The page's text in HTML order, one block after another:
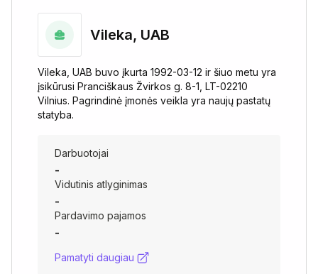
Vileka, UAB
Vileka, UAB buvo įkurta 1992-03-12 ir šiuo metu yra
įsikūrusi Pranciškaus Žvirkos g. 8-1, LT-02210
Vilnius. Pagrindinė įmonės veikla yra naujų pastatų
statyba.
Darbuotojai
-
Vidutinis atlyginimas
-
Pardavimo pajamos
-
Pamatyti daugiau